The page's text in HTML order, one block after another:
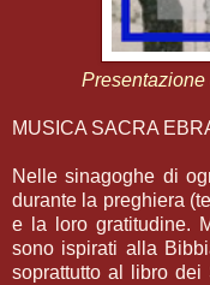
MUSICA SACRA
Nelle sinagoghe di
durante la preghiera
e la loro gratitudine.
sono ispirati alla
soprattutto al libro dei